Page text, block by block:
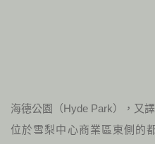
海德公園（Hyde Park），又
位於雪梨中心商業區東側的